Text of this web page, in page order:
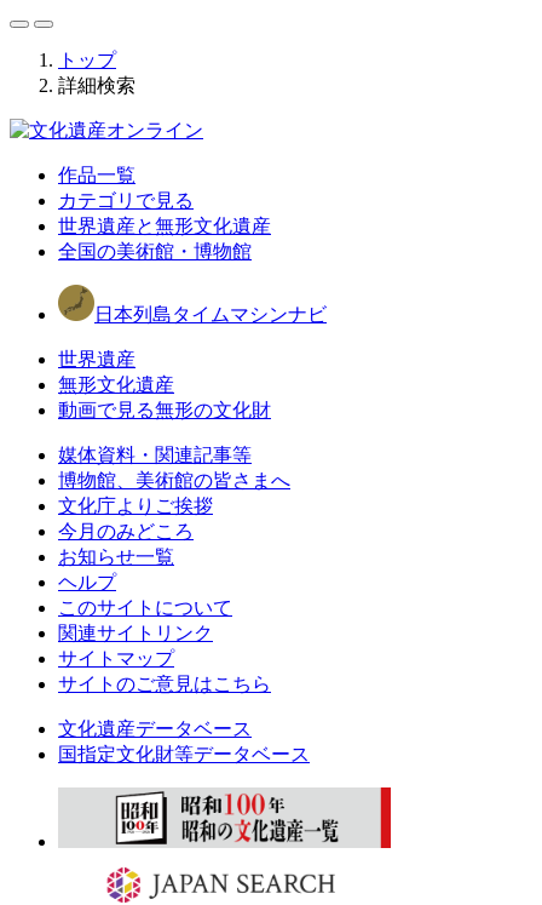
トップ
詳細検索
作品一覧
カテゴリで見る
世界遺産と無形文化遺産
全国の美術館・博物館
日本列島タイムマシンナビ
世界遺産
無形文化遺産
動画で見る無形の文化財
媒体資料・関連記事等
博物館、美術館の皆さまへ
文化庁よりご挨拶
今月のみどころ
お知らせ一覧
ヘルプ
このサイトについて
関連サイトリンク
サイトマップ
サイトのご意見はこちら
文化遺産データベース
国指定文化財等データベース